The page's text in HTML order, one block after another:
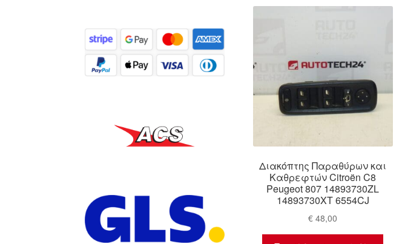
Διακόπτης Παραθύρων και
Καθρεφτών Citroën C8
Peugeot 807 14893730ZL
14893730XT 6554CJ
€ 48,00